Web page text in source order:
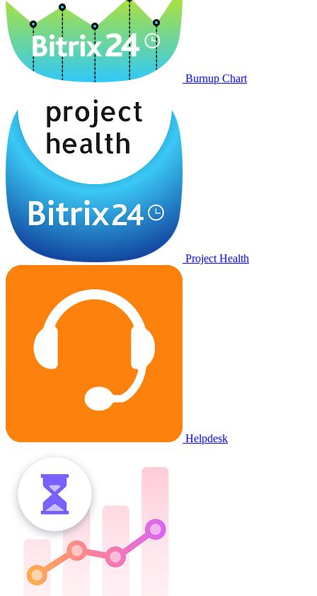
Burnup Chart
Project Health
Helpdesk